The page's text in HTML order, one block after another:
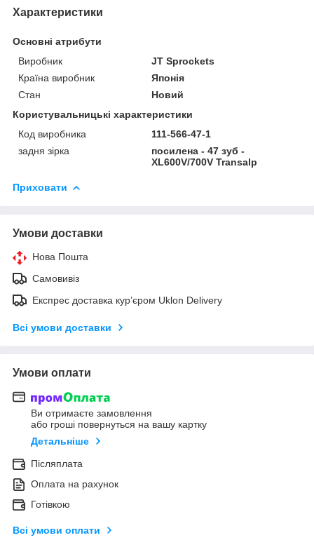
Характеристики
Основні атрибути
Виробник
JT Sprockets
Країна виробник
Японія
Стан
Новий
Користувальницькі характеристики
Код виробника
111-566-47-1
задня зірка
посилена - 47 зуб -
XL600V/700V Transalp
Приховати
Умови доставки
Нова Пошта
Самовивіз
Експрес доставка кур’єром Uklon Delivery
Всі умови доставки
Умови оплати
Ви отримаєте замовлення
або гроші повернуться на вашу картку
Детальніше
Післяплата
Оплата на рахунок
Готівкою
Всі умови оплати